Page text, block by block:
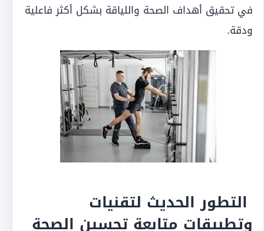
في تحقيق أهداف الصحة واللياقة بشكل أكثر فاعلية
ودقة.
التطور الحديث لتقنيات
وتطبيقات متابعة تحسين الصحة